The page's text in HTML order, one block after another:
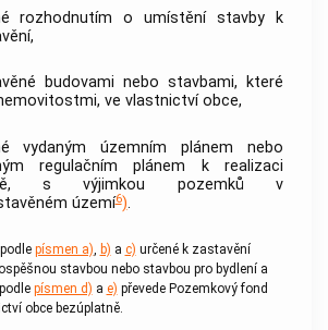
rozhodnutím o umístění stavby k
budovami nebo stavbami, které
, ve vlastnictvíobce,
vydaným územním plánem nebo
regulačním plánem k realizaci
s výjimkou pozemků v
území6).
písmen a), b) a c) určené k zastavění
stavbou nebo stavbou pro bydlení a
písmen d) a e) převede Pozemkový fond
obcebezúplatně.